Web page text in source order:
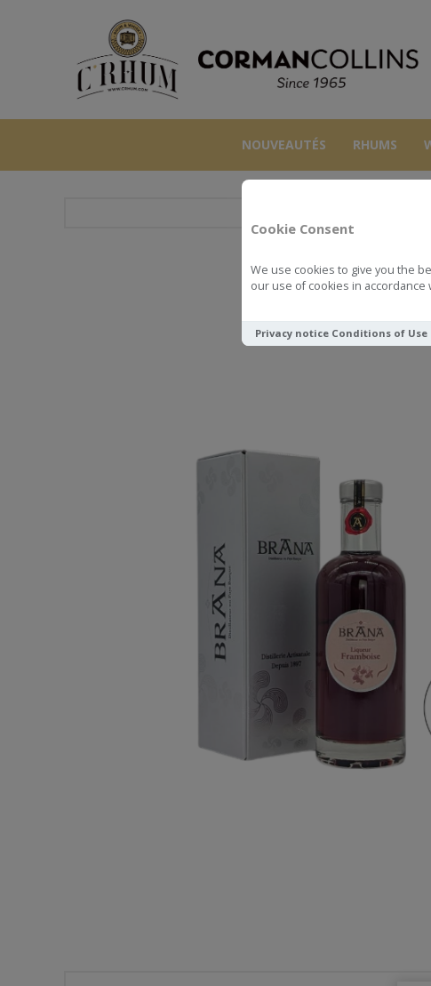
Cookie Consent
We use cookies to give you the
our use of cookies in accordance
Privacy notice Conditions of Use
NOUVEAUTÉS RHUMS